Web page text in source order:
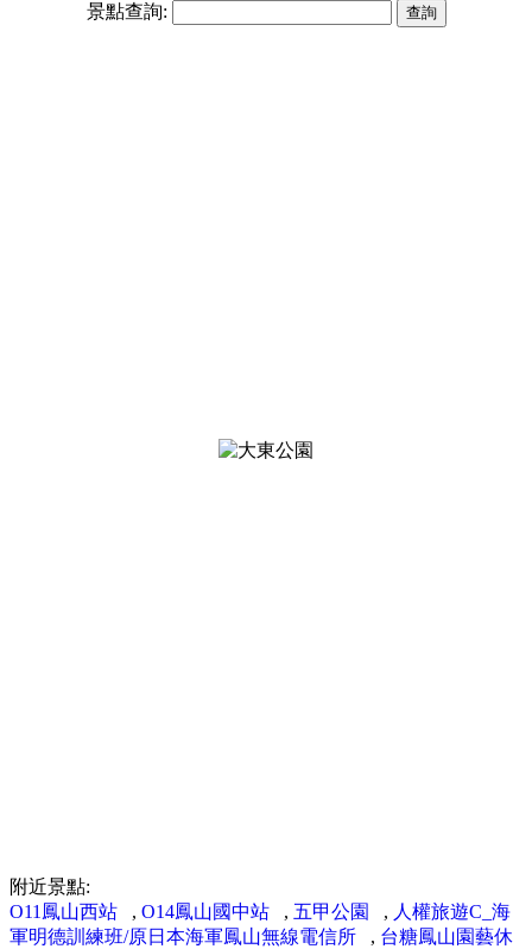
景點查詢:
附近景點:
O11鳳山西站 , O14鳳山國中站 , 五甲公園 , 人權旅遊C_海
軍明德訓練班/原日本海軍鳳山無線電信所 , 台糖鳳山園藝休